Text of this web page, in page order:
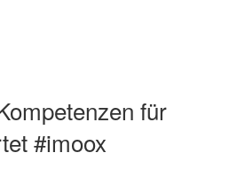
für
#imoox